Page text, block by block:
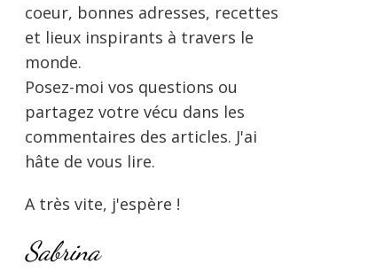
coeur, bonnes adresses, recettes
et lieux inspirants à travers le
monde.
Posez-moi vos questions ou
partagez votre vécu dans les
commentaires des articles. J'ai
hâte de vous lire.
A très vite, j'espère !
Sabrina